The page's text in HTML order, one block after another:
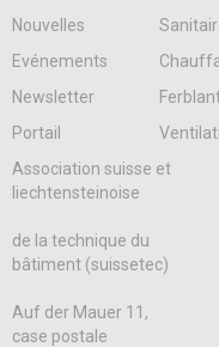
Nouvelles
Evénements
Newsletter
Portail
Association suisse et
liechtensteinoise
de la technique du
bâtiment (suissetec)
Auf der Mauer 11,
case postale